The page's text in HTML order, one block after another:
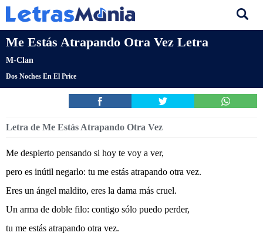
Me Estás Atrapando Otra Vez Letra
M-Clan
Dos Noches En El Price
Letra de Me Estás Atrapando Otra Vez
Me despierto pensando si hoy te voy a ver,
pero es inútil negarlo: tu me estás atrapando otra vez.
Eres un ángel maldito, eres la dama más cruel.
Un arma de doble filo: contigo sólo puedo perder,
tu me estás atrapando otra vez.